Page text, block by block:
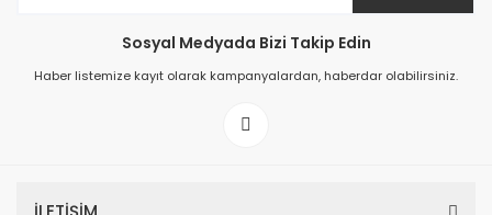
Kız Patik Sandalet - Yeşil/Pembe/Beyaz
Sosyal Medyada Bizi Takip Edin
Haber listemize kayıt olarak kampanyalardan, haberdar olabilirsiniz.